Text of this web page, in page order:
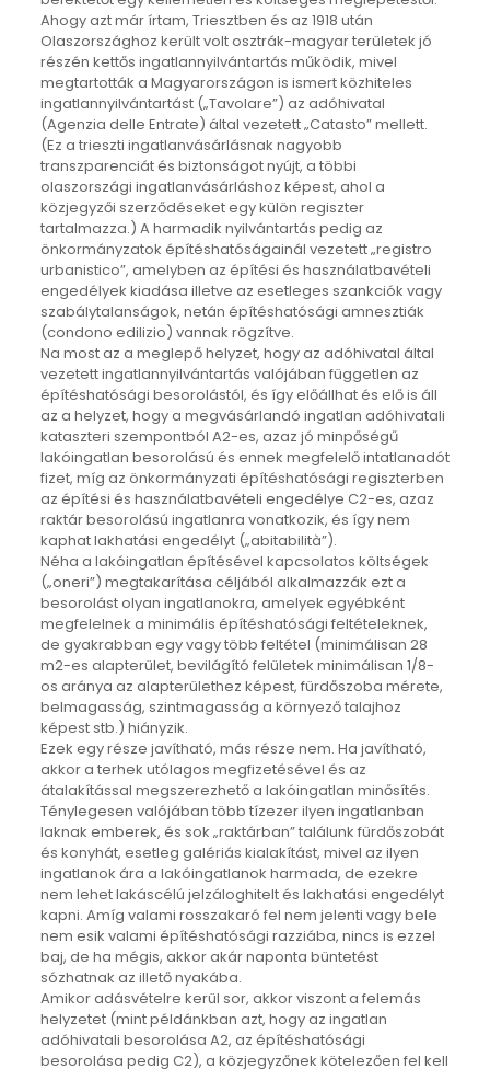
Ahogy azt már írtam, Triesztben és az 1918 után
Olaszországhoz került volt osztrák-magyar területek jó
részén kettős ingatlannyilvántartás működik, mivel
megtartották a Magyarországon is ismert közhiteles
ingatlannyilvántartást („Tavolare”) az adóhivatal
(Agenzia delle Entrate) által vezetett „Catasto” mellett.
(Ez a trieszti ingatlanvásárlásnak nagyobb
transzparenciát és biztonságot nyújt, a többi
olaszországi ingatlanvásárláshoz képest, ahol a
közjegyzői szerződéseket egy külön regiszter
tartalmazza.) A harmadik nyilvántartás pedig az
önkormányzatok építéshatóságainál vezetett „registro
urbanistico”, amelyben az építési és használatbavételi
engedélyek kiadása illetve az esetleges szankciók vagy
szabálytalanságok, netán építéshatósági amnesztiák
(condono edilizio) vannak rögzítve.
Na most az a meglepő helyzet, hogy az adóhivatal által
vezetett ingatlannyilvántartás valójában független az
építéshatósági besorolástól, és így előállhat és elő is áll
az a helyzet, hogy a megvásárlandó ingatlan adóhivatali
kataszteri szempontból A2-es, azaz jó minpőségű
lakóingatlan besorolású és ennek megfelelő intatlanadót
fizet, míg az önkormányzati építéshatósági regiszterben
az építési és használatbavételi engedélye C2-es, azaz
raktár besorolású ingatlanra vonatkozik, és így nem
kaphat lakhatási engedélyt („abitabilità”).
Néha a lakóingatlan építésével kapcsolatos költségek
(„oneri”) megtakarítása céljából alkalmazzák ezt a
besorolást olyan ingatlanokra, amelyek egyébként
megfelelnek a minimális építéshatósági feltételeknek,
de gyakrabban egy vagy több feltétel (minimálisan 28
m2-es alapterület, bevilágító felületek minimálisan 1/8-
os aránya az alapterülethez képest, fürdőszoba mérete,
belmagasság, szintmagasság a környező talajhoz
képest stb.) hiányzik.
Ezek egy része javítható, más része nem. Ha javítható,
akkor a terhek utólagos megfizetésével és az
átalakítással megszerezhető a lakóingatlan minősítés.
Ténylegesen valójában több tízezer ilyen ingatlanban
laknak emberek, és sok „raktárban” találunk fürdőszobát
és konyhát, esetleg galériás kialakítást, mivel az ilyen
ingatlanok ára a lakóingatlanok harmada, de ezekre
nem lehet lakáscélú jelzáloghitelt és lakhatási engedélyt
kapni. Amíg valami rosszakaró fel nem jelenti vagy bele
nem esik valami építéshatósági razziába, nincs is ezzel
baj, de ha mégis, akkor akár naponta büntetést
sózhatnak az illető nyakába.
Amikor adásvételre kerül sor, akkor viszont a felemás
helyzetet (mint példánkban azt, hogy az ingatlan
adóhivatali besorolása A2, az építéshatósági
besorolása pedig C2), a közjegyzőnek kötelezően fel kell